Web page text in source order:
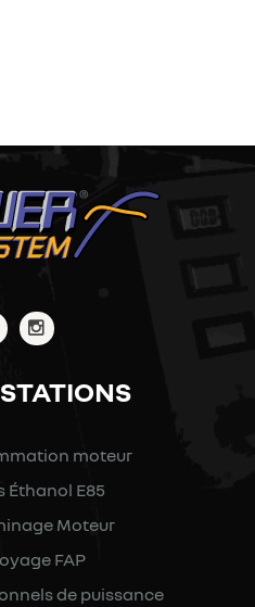
moteur
Éthanol E85
Moteur
FAP
de puissance